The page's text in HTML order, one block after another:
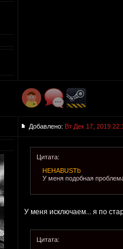
Добавлено: Вт Дек 17, 2019
Цитата:
HEHABUSTb
У меня подобная
У меня исключаем... я по
Цитата: